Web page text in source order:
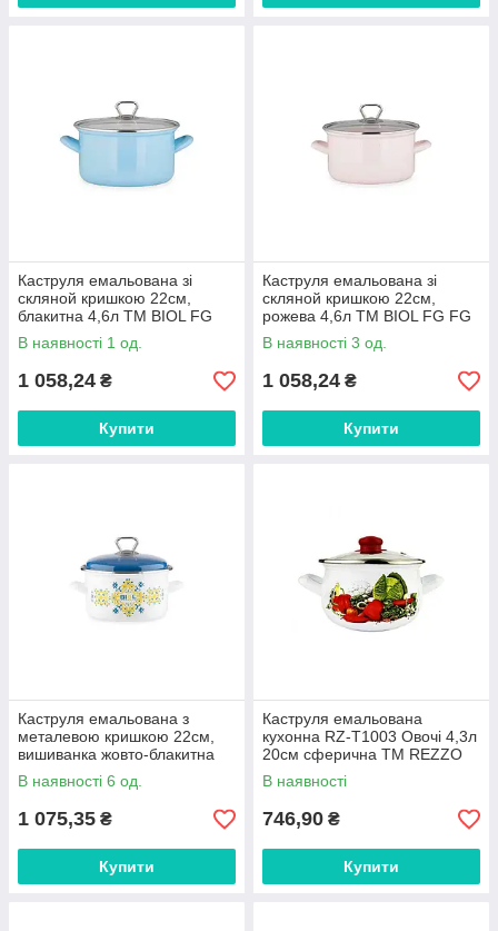
Каструля емальована зі
скляной кришкою 22см,
блакитна 4,6л ТМ BIOL FG
В наявності 1 од.
1 058,24 ₴
Купити
Каструля емальована зі
скляной кришкою 22см,
рожева 4,6л ТМ BIOL FG FG
В наявності 3 од.
1 058,24 ₴
Купити
Каструля емальована з
металевою кришкою 22см,
вишиванка жовто-блакитна
4,6л ТМ BIOL FG FG
В наявності 6 од.
1 075,35 ₴
Купити
Каструля емальована
кухонна RZ-T1003 Овочі 4,3л
20см сферична ТМ REZZO
FG
В наявності
746,90 ₴
Купити